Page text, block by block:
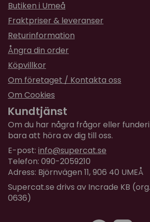
Maine Coon blandning också som
har gillat att bli kammad , han har i
aldrig haft några tovor, utan mer
svans och bakbensdelen men nu
stilla och blev kammad överallt!!
Camilla
för 2 år sedan
Christina
för 2 år sedan
Bra doft och resultat
Ulrika
för 2 år sedan
Bra förebyggande och
Butiken i Umeå
Fraktpriser & leveranser
Returinformation
Ångra din order
Köpvillkor
Om företaget / Kontakta oss
Om Cookies
Kundtjänst
Om du har några frågor eller
bara att höra av dig till oss.
E-post: info@supercat.se
Telefon: 090-2059210
Adress: Björnvägen 11, 906 40 UMEÅ
Supercat.se drivs av Incrade KB
0636)